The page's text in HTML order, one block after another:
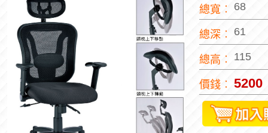
總寬︰ 68
總深︰ 61
總高︰ 115
價錢︰ 5200